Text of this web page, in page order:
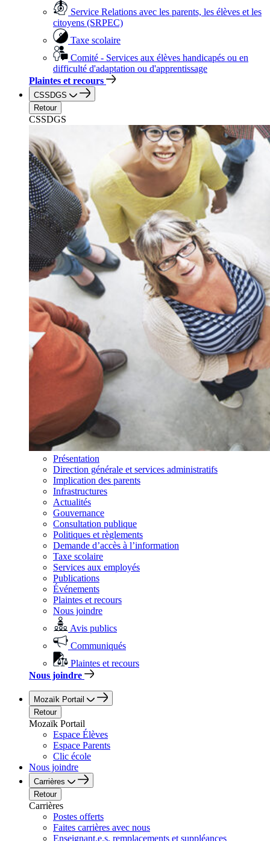
Service Relations avec les parents, les élèves et les
citoyens (SRPEC)
Taxe scolaire
Comité - Services aux élèves handicapés ou en
difficulté d'adaptation ou d'apprentissage
Plaintes et recours
CSSDGS
Retour
CSSDGS
Présentation
Direction générale et services administratifs
Implication des parents
Infrastructures
Actualités
Gouvernance
Consultation publique
Politiques et règlements
Demande d’accès à l’information
Taxe scolaire
Services aux employés
Publications
Événements
Plaintes et recours
Nous joindre
Avis publics
Communiqués
Plaintes et recours
Nous joindre
Mozaïk Portail
Retour
Mozaïk Portail
Espace Élèves
Espace Parents
Clic école
Nous joindre
Carrières
Retour
Carrières
Postes offerts
Faites carrières avec nous
Enseignant.e.s, remplacements et suppléances